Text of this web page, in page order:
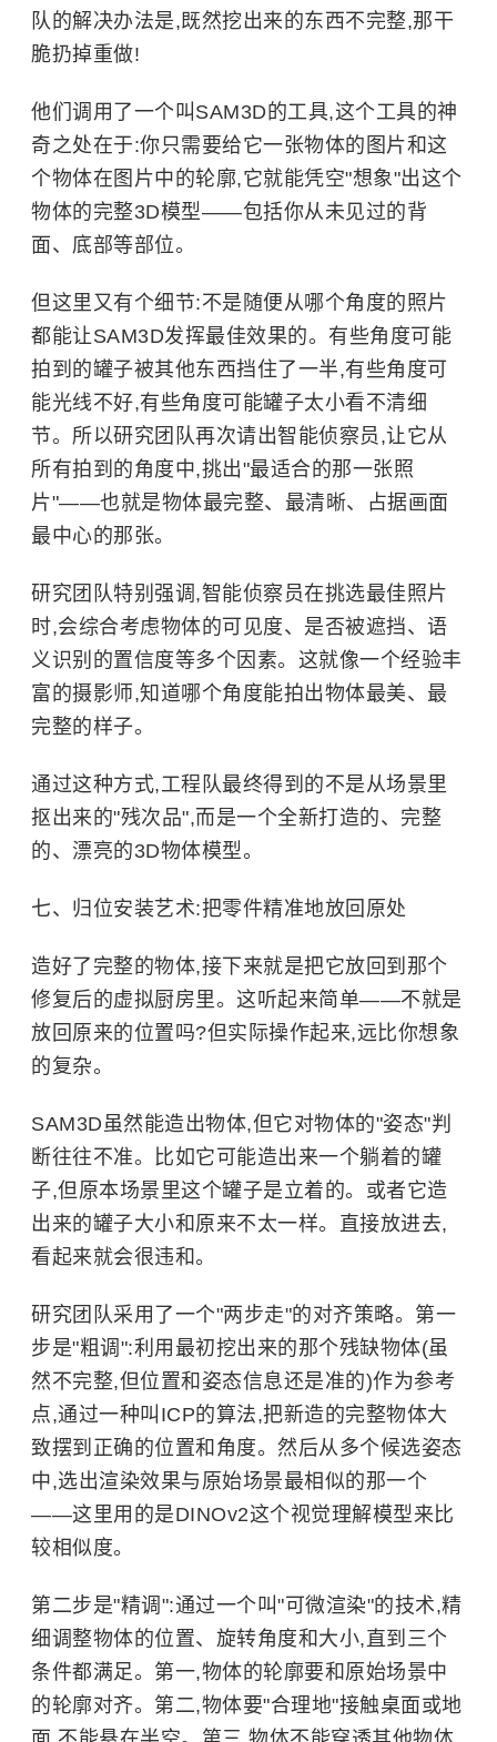
队的解决办法是,既然挖出来的东西不完整,那干
脆扔掉重做!
他们调用了一个叫SAM3D的工具,这个工具的神
奇之处在于:你只需要给它一张物体的图片和这
个物体在图片中的轮廓,它就能凭空"想象"出这个
物体的完整3D模型——包括你从未见过的背
面、底部等部位。
但这里又有个细节:不是随便从哪个角度的照片
都能让SAM3D发挥最佳效果的。有些角度可能
拍到的罐子被其他东西挡住了一半,有些角度可
能光线不好,有些角度可能罐子太小看不清细
节。所以研究团队再次请出智能侦察员,让它从
所有拍到的角度中,挑出"最适合的那一张照
片"——也就是物体最完整、最清晰、占据画面
最中心的那张。
研究团队特别强调,智能侦察员在挑选最佳照片
时,会综合考虑物体的可见度、是否被遮挡、语
义识别的置信度等多个因素。这就像一个经验丰
富的摄影师,知道哪个角度能拍出物体最美、最
完整的样子。
通过这种方式,工程队最终得到的不是从场景里
抠出来的"残次品",而是一个全新打造的、完整
的、漂亮的3D物体模型。
七、归位安装艺术:把零件精准地放回原处
造好了完整的物体,接下来就是把它放回到那个
修复后的虚拟厨房里。这听起来简单——不就是
放回原来的位置吗?但实际操作起来,远比你想象
的复杂。
SAM3D虽然能造出物体,但它对物体的"姿态"判
断往往不准。比如它可能造出来一个躺着的罐
子,但原本场景里这个罐子是立着的。或者它造
出来的罐子大小和原来不太一样。直接放进去,
看起来就会很违和。
研究团队采用了一个"两步走"的对齐策略。第一
步是"粗调":利用最初挖出来的那个残缺物体(虽
然不完整,但位置和姿态信息还是准的)作为参考
点,通过一种叫ICP的算法,把新造的完整物体大
致摆到正确的位置和角度。然后从多个候选姿态
中,选出渲染效果与原始场景最相似的那一个
——这里用的是DINOv2这个视觉理解模型来比
较相似度。
第二步是"精调":通过一个叫"可微渲染"的技术,精
细调整物体的位置、旋转角度和大小,直到三个
条件都满足。第一,物体的轮廓要和原始场景中
的轮廓对齐。第二,物体要"合理地"接触桌面或地